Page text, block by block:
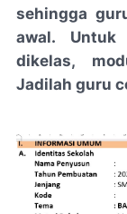
sehingga
awal. Untuk
dikelas,
Jadilah guru